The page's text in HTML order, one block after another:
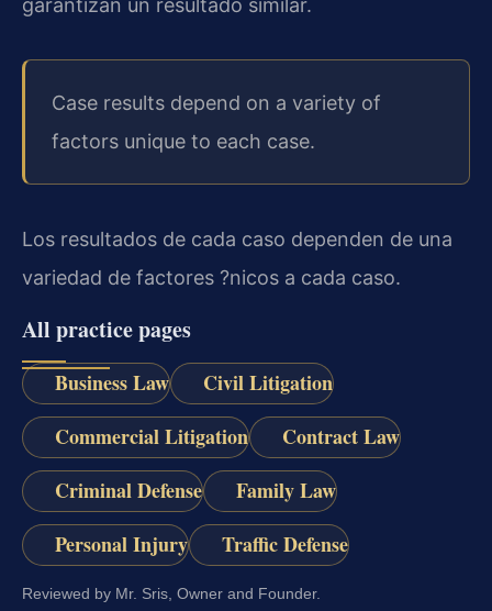
garantizan un resultado similar.
Case results depend on a variety of
factors unique to each case.
Los resultados de cada caso dependen de una
variedad de factores ?nicos a cada caso.
All practice pages
Business Law
Civil Litigation
Commercial Litigation
Contract Law
Criminal Defense
Family Law
Personal Injury
Traffic Defense
Reviewed by Mr. Sris, Owner and Founder.